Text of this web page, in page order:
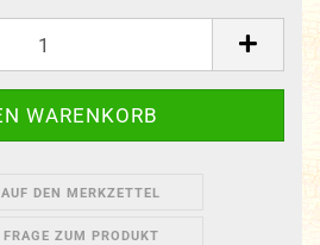
AUF DEN MERKZETTEL
FRAGE ZUM PRODUKT